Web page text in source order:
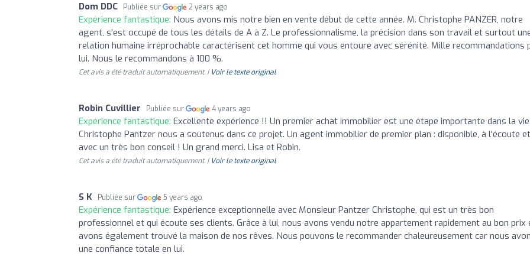
Dom DDC Publiée sur 2 years ago
Expérience fantastique: Nous avons mis notre bien en vente début de cette année. M. Christophe PANZER, notre
agent, s'est occupé de tous les détails de A à Z. Le professionnalisme, la précision dans son travail et surtout
relation humaine irréprochable caractérisent cet homme qui vous entoure avec sérénité. Mille recommandations
lui. Nous le recommandons à 100 %.
Cet avis a été traduit automatiquement. | Voir le texte original
Robin Cuvillier Publiée sur 4 years ago
Expérience fantastique: Excellente expérience !! Un premier achat immobilier est une étape importante dans la vie,
Christophe Pantzer nous a soutenus dans ce projet. Un agent immobilier de premier plan : disponible, à l'écoute et
avec un très bon conseil ! Un grand merci. Lisa et Robin.
Cet avis a été traduit automatiquement. | Voir le texte original
S K Publiée sur 5 years ago
Expérience fantastique: Expérience exceptionnelle avec Monsieur Pantzer Christophe, qui est un très bon
professionnel et qui écoute ses clients. Grâce à lui, nous avons vendu notre appartement rapidement au bon prix
avons également trouvé la maison de nos rêves. Nous pouvons le recommander chaleureusement car nous
une confiance totale en lui.